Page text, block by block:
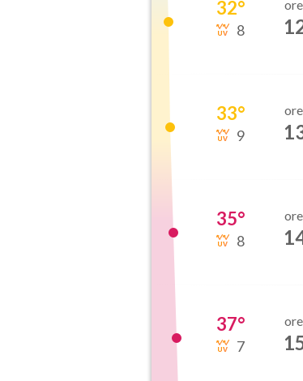
32°
8
ore
33°
9
ore
35°
8
ore
37°
7
ore